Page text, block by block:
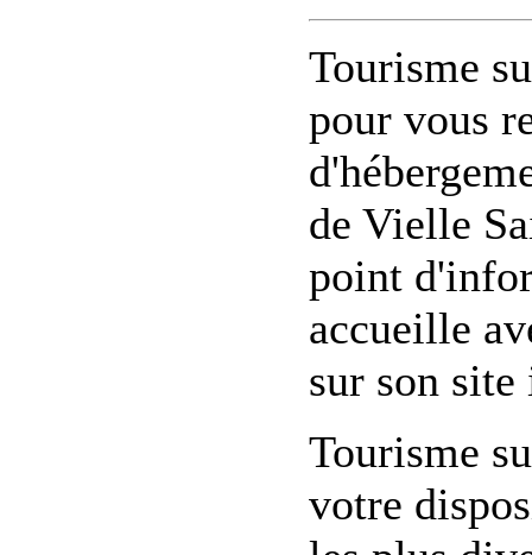
Tourisme
pour vous
de Vielle
point
accueille
sur son
Tourisme
votre